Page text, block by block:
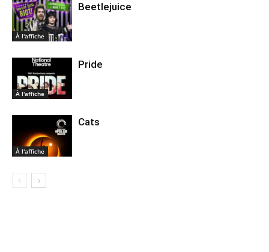
À l'affiche
Beetlejuice
À l'affiche
Pride
À l'affiche
Cats